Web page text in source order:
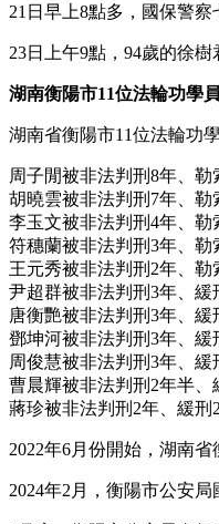
21日早上8點多，國保警
23日上午9點，94歲的徐樹
湖南衡陽市11位法輪功學
湖南省衡陽市11位法輪功
周子閒被非法判刑8年、勒
胡曉雲被非法判刑7年、勒
李玉文被非法判刑4年、勒
符穗蘭被非法判刑3年、勒
王元秀被非法判刑2年、勒
尹超群被非法判刑3年、緩
唐衡艷被非法判刑3年、緩
鄧坤河被非法判刑3年、緩
周俊慧被非法判刑3年、緩
曹晨輝被非法判刑2年半、
蔣珍被非法判刑2年、緩刑
2022年6月份開始，湖南
2024年2月，衡陽市公安